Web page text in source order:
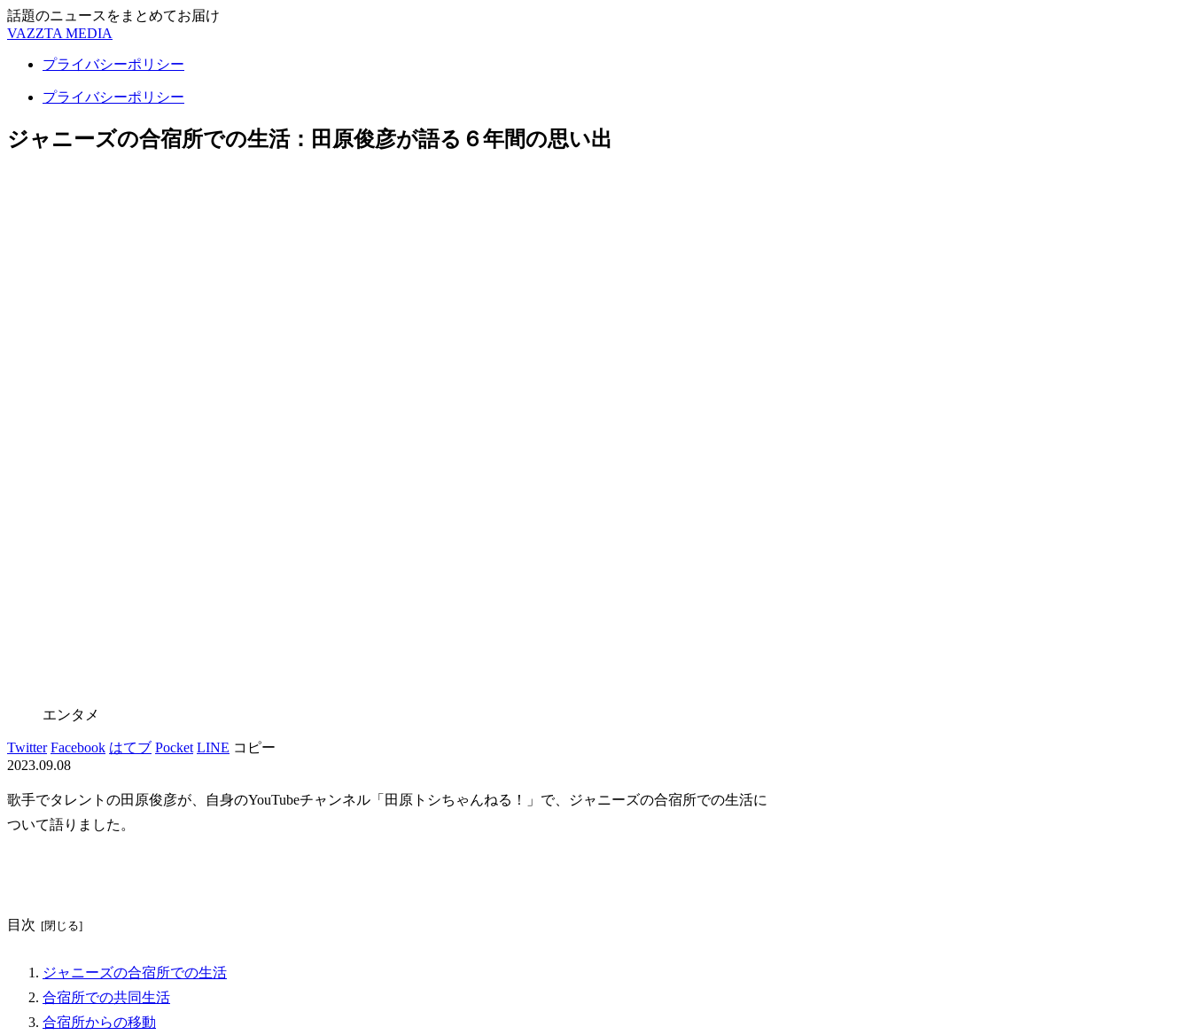
話題のニュースをまとめてお届け
VAZZTA MEDIA
プライバシーポリシー
プライバシーポリシー
ジャニーズの合宿所での生活：田原俊彦が語る６年間の思い出
エンタメ
Twitter Facebook はてブ Pocket LINE コピー
2023.09.08
歌手でタレントの田原俊彦が、自身のYouTubeチャンネル「田原トシちゃんねる！」で、ジャニーズの合宿所での生活に
ついて語りました。
目次
ジャニーズの合宿所での生活
合宿所での共同生活
合宿所からの移動